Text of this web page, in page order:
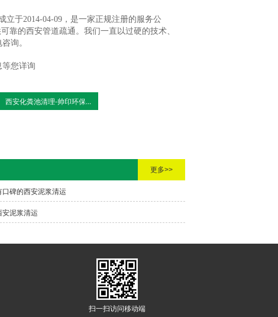
于2014-04-09，是一家正规注册的服务公
靠的西安管道疏通。我们一直以过硬的技术、
询。
您详询
西安化粪池清理-帅印环保...
更多>>
碑的西安泥浆清运
泥浆清运
扫一扫访问移动端